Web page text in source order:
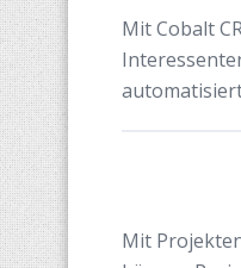
Mit Cobalt
Mit